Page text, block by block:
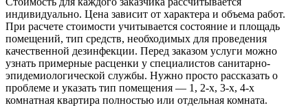
индивидуально. Цена зависит от характера и объема работ.
При расчете стоимости учитывается состояние и площадь
помещений, тип средств, необходимых для проведения
качественной дезинфекции. Перед заказом услуги можно
узнать примерные расценки у специалистов санитарно-
эпидемиологической службы. Нужно просто рассказать о
проблеме и указать тип помещения — 1, 2-х, 3-х, 4-х
комнатная квартира полностью или отдельная комната.